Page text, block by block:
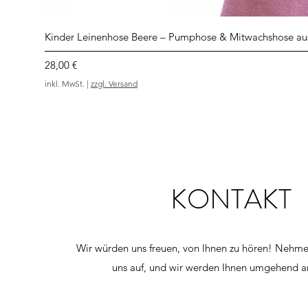
Kinder Leinenhose Beere – Pumphose & Mitwachshose
Preis
28,00 €
inkl. MwSt. | zzgl. Versand
KONTAKT
Wir würden uns freuen, von Ihnen zu hören!
uns auf, und wir werden Ihnen umgehend